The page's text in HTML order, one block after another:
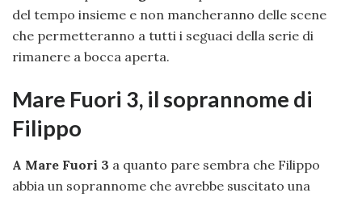
del tempo insieme e non mancheranno delle scene
che permetteranno a tutti i seguaci della serie di
rimanere a bocca aperta.
Mare Fuori 3, il soprannome di
Filippo
A Mare Fuori 3 a quanto pare sembra che Filippo
abbia un soprannome che avrebbe suscitato una